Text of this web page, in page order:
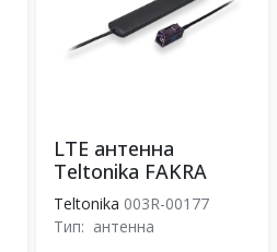
LTE антенна
Teltonika FAKRA
Teltonika 003R-00177
Тип: антенна